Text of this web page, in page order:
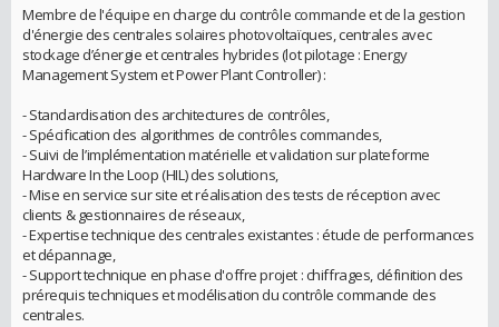
Membre de l'équipe en charge du contrôle commande et de la gestion
d'énergie des centrales solaires photovoltaïques, centrales avec
stockage d’énergie et centrales hybrides (lot pilotage : Energy
Management System et Power Plant Controller) :
- Standardisation des architectures de contrôles,
- Spécification des algorithmes de contrôles commandes,
- Suivi de l’implémentation matérielle et validation sur plateforme
Hardware In the Loop (HIL) des solutions,
- Mise en service sur site et réalisation des tests de réception avec
clients & gestionnaires de réseaux,
- Expertise technique des centrales existantes : étude de performances
et dépannage,
- Support technique en phase d'offre projet : chiffrages, définition des
prérequis techniques et modélisation du contrôle commande des
centrales.